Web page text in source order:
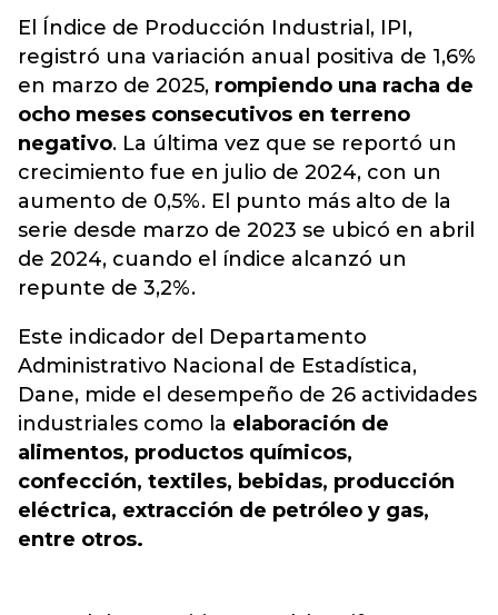
El Índice de Producción Industrial, IPI,
registró una variación anual positiva de 1,6%
en marzo de 2025, rompiendo una racha de
ocho meses consecutivos en terreno
negativo. La última vez que se reportó un
crecimiento fue en julio de 2024, con un
aumento de 0,5%. El punto más alto de la
serie desde marzo de 2023 se ubicó en abril
de 2024, cuando el índice alcanzó un
repunte de 3,2%.
Este indicador del Departamento
Administrativo Nacional de Estadística,
Dane, mide el desempeño de 26 actividades
industriales como la elaboración de
alimentos, productos químicos,
confección, textiles, bebidas, producción
eléctrica, extracción de petróleo y gas,
entre otros.